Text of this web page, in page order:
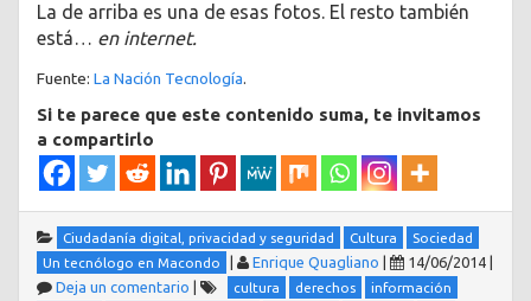
La de arriba es una de esas fotos. El resto también
está… en internet.
Fuente: La Nación Tecnología.
Si te parece que este contenido suma, te invitamos
a compartirlo
Ciudadanía digital, privacidad y seguridad Cultura
Sociedad
Un tecnólogo en Macondo
Enrique Quagliano 14/06/2014
Deja un comentario
cultura derechos
información